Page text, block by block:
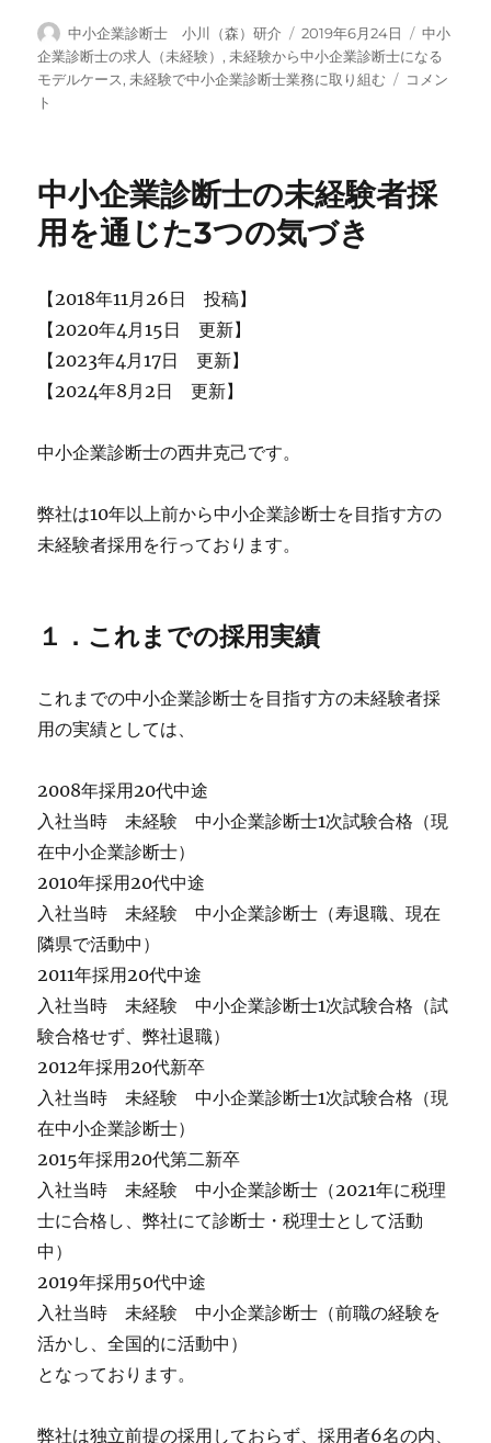
投
稿
者
中小企業診断士 小川（森）研介
投
稿
日:
2019年6月24日
カ
テ
ゴ
中小
企業診断士の求人（未経験） , 未経験から中小企業診断士になる
モデルケース, 未経験で中小企業診断士業務に取り組む
中
支
に
コメン
ト
中小企業診断士の未経験者採
用を通じた3つの気づき
【2018年11月26日 投稿】
【2020年4月15日 更新】
【2023年4月17日 更新】
【2024年8月2日 更新】
中小企業診断士の西井克己です。
弊社は10年以上前から中小企業診断士を目指す方の
未経験者採用を行っております。
１．これまでの採用実績
これまでの中小企業診断士を目指す方の未経験者採
用の実績としては、
2008年採用20代中途
入社当時 未経験 中小企業診断士1次試験合格（現
在中小企業診断士）
2010年採用20代中途
入社当時 未経験 中小企業診断士（寿退職、現在
隣県で活動中）
2011年採用20代中途
入社当時 未経験 中小企業診断士1次試験合格（試
験合格せず、弊社退職）
2012年採用20代新卒
入社当時 未経験 中小企業診断士1次試験合格（現
在中小企業診断士）
2015年採用20代第二新卒
入社当時 未経験 中小企業診断士（2021年に税理
士に合格し、弊社にて診断士・税理士として活動
中）
2019年採用50代中途
入社当時 未経験 中小企業診断士（前職の経験を
活かし、全国的に活動中）
となっております。
弊社は独立前提の採用しておらず、採用者6名の内、